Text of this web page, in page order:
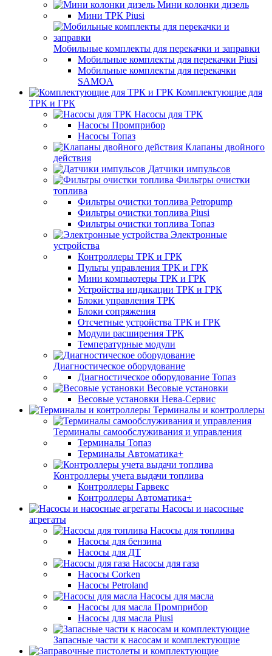
Мини колонки дизель
Мини ТРК Piusi
Мобильные комплекты для перекачки и заправки
Мобильные комплекты для перекачки Piusi
Мобильные комплекты для перекачки
SAMOA
Комплектующие для
ТРК и ГРК
Насосы для ТРК
Насосы Промприбор
Насосы Топаз
Клапаны двойного
действия
Датчики импульсов
Фильтры очистки
топлива
Фильтры очистки топлива Petropump
Фильтры очистки топлива Piusi
Фильтры очистки топлива Топаз
Электронные
устройства
Контроллеры ТРК и ГРК
Пульты управления ТРК и ГРК
Мини компьютеры ТРК и ГРК
Устройства индикации ТРК и ГРК
Блоки управления ТРК
Блоки сопряжения
Отсчетные устройства ТРК и ГРК
Модули расширения ТРК
Температурные модули
Диагностическое оборудование
Диагностическое оборудование Топаз
Весовые установки
Весовые установки Нева-Сервис
Терминалы и контроллеры
Терминалы самообслуживания и управления
Терминалы Топаз
Терминалы Автоматика+
Контроллеры учета выдачи топлива
Контроллеры Гарвекс
Контроллеры Автоматика+
Насосы и насосные
агрегаты
Насосы для топлива
Насосы для бензина
Насосы для ДТ
Насосы для газа
Насосы Corken
Насосы Petroland
Насосы для масла
Насосы для масла Промприбор
Насосы для масла Piusi
Запасные части к насосам и комплектующие